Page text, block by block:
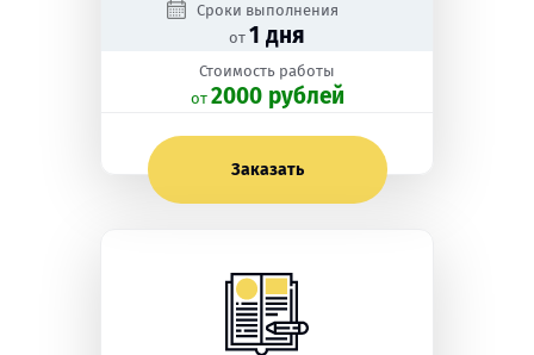
Сроки выполнения
от 1 дня
Стоимость работы
oт 2000 рублей
Заказать